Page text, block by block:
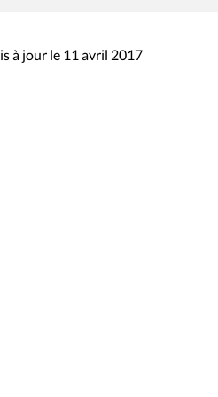
à jour le 11 avril 2017